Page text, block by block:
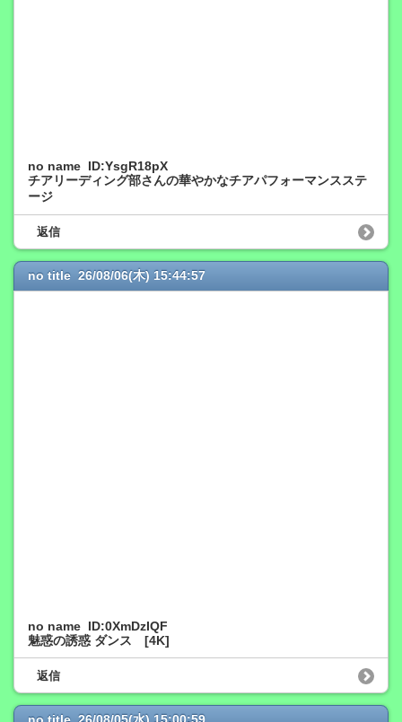
no name ID:YsgR18pX
チアリーディング部さんの華やかなチアパフォーマンスステ
ージ
返信
no title 26/08/06(木) 15:44:57
no name ID:0XmDzIQF
魅惑の誘惑 ダンス [4K]
返信
no title 26/08/05(水) 15:00:59